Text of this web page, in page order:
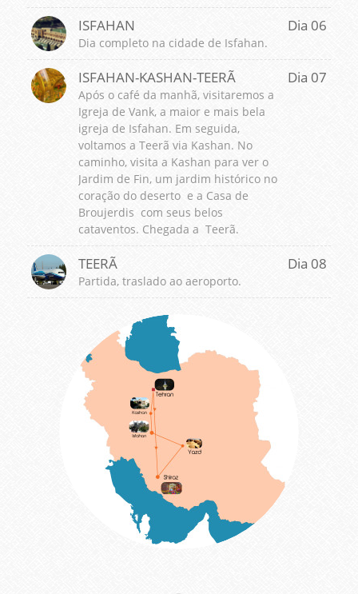
ISFAHAN Dia 06
Dia completo na cidade de Isfahan.
ISFAHAN-KASHAN-TEERÃ Dia 07
Após o café da manhã, visitaremos a
Igreja de Vank, a maior e mais bela
igreja de Isfahan. Em seguida,
voltamos a Teerã via Kashan. No
caminho, visita a Kashan para ver o
Jardim de Fin, um jardim histórico no
coração do deserto e a Casa de
Broujerdis com seus belos
cataventos. Chegada a Teerã.
TEERÃ Dia 08
Partida, traslado ao aeroporto.